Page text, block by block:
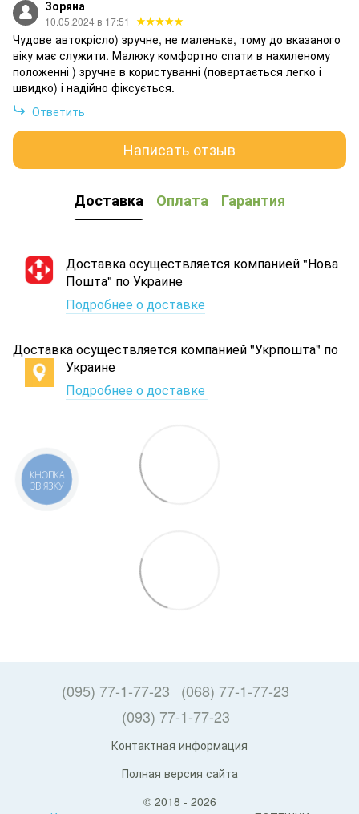
Зоряна
10.05.2024 в 17:51
Чудове автокрісло) зручне, не маленьке, тому до вказаного
віку має служити. Малюку комфортно спати в нахиленому
положенні ) зручне в користуванні (повертається легко і
швидко) і надійно фіксується.
Ответить
Написать отзыв
Доставка Оплата Гарантия
Доставка осуществляется компанией "Нова
Пошта" по Украине
Подробнее о доставке
Доставка осуществляется компанией "Укрпошта" по
Украине
Подробнее о доставке
(095) 77-1-77-23
(068) 77-1-77-23
(093) 77-1-77-23
Контактная информация
Полная версия сайта
© 2018 - 2026
КНОПКА
ЗВ'ЯЗКУ